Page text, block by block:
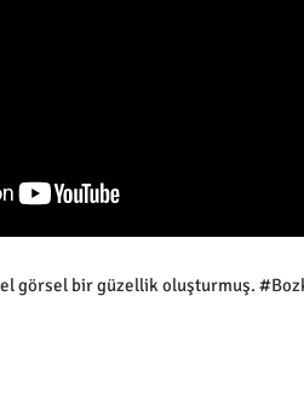
görsel bir güzellik oluşturmuş.